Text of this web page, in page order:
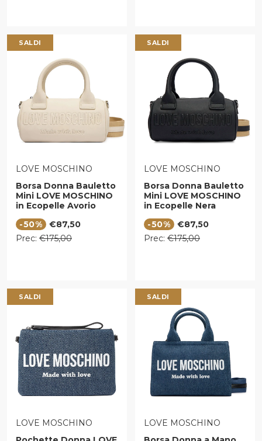
SALDI
VENDITORE:
LOVE MOSCHINO
Borsa Donna Bauletto
Mini LOVE MOSCHINO
in Ecopelle Avorio
-50%
Prezzo di vendita
€87,50
Prezzo regolare
Prec: €175,00
SALDI
VENDITORE:
LOVE MOSCHINO
Borsa Donna Bauletto
Mini LOVE MOSCHINO
in Ecopelle Nera
-50%
Prezzo di vendita
€87,50
Prezzo regolare
Prec: €175,00
SALDI
VENDITORE:
LOVE MOSCHINO
SALDI
VENDITORE:
LOVE MOSCHINO